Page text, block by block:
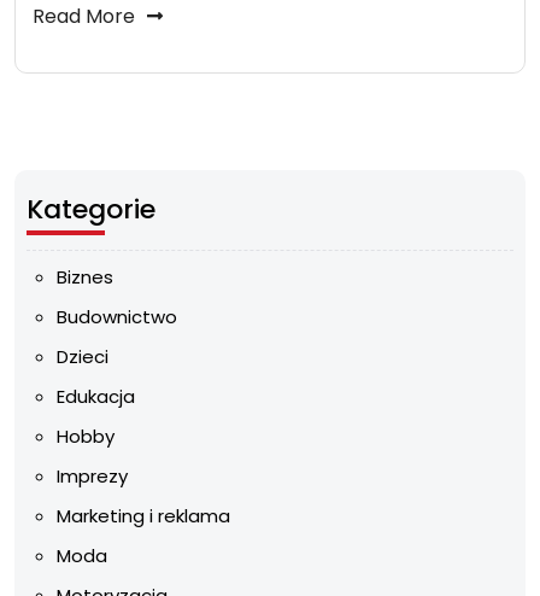
Read More
Kategorie
Biznes
Budownictwo
Dzieci
Edukacja
Hobby
Imprezy
Marketing i reklama
Moda